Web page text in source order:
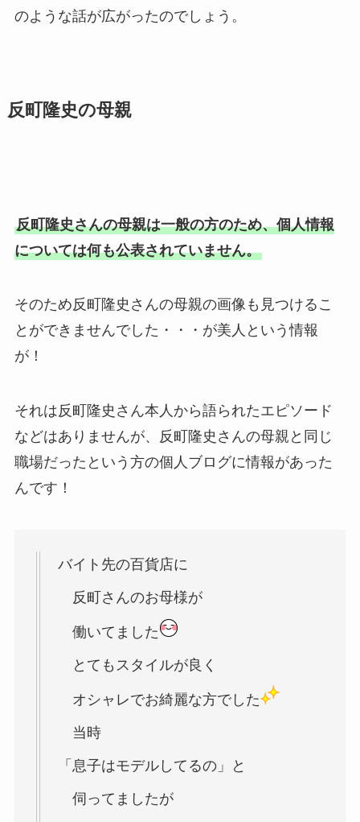
のような話が広がったのでしょう。
反町隆史の母親
反町隆史さんの母親は一般の方のため、個人情報
については何も公表されていません。
そのため反町隆史さんの母親の画像も見つけるこ
とができませんでした・・・が美人という情報
が！
それは反町隆史さん本人から語られたエピソード
などはありませんが、反町隆史さんの母親と同じ
職場だったという方の個人ブログに情報があった
んです！
バイト先の百貨店に
反町さんのお母様が
働いてました
とてもスタイルが良く
オシャレでお綺麗な方でした
当時
「息子はモデルしてるの」と
伺ってましたが